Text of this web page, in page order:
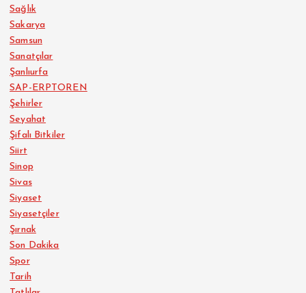
Sağlık
Sakarya
Samsun
Sanatçılar
Şanlıurfa
SAP-ERPTOREN
Şehirler
Seyahat
Şifalı Bitkiler
Siirt
Sinop
Sivas
Siyaset
Siyasetçiler
Şırnak
Son Dakika
Spor
Tarih